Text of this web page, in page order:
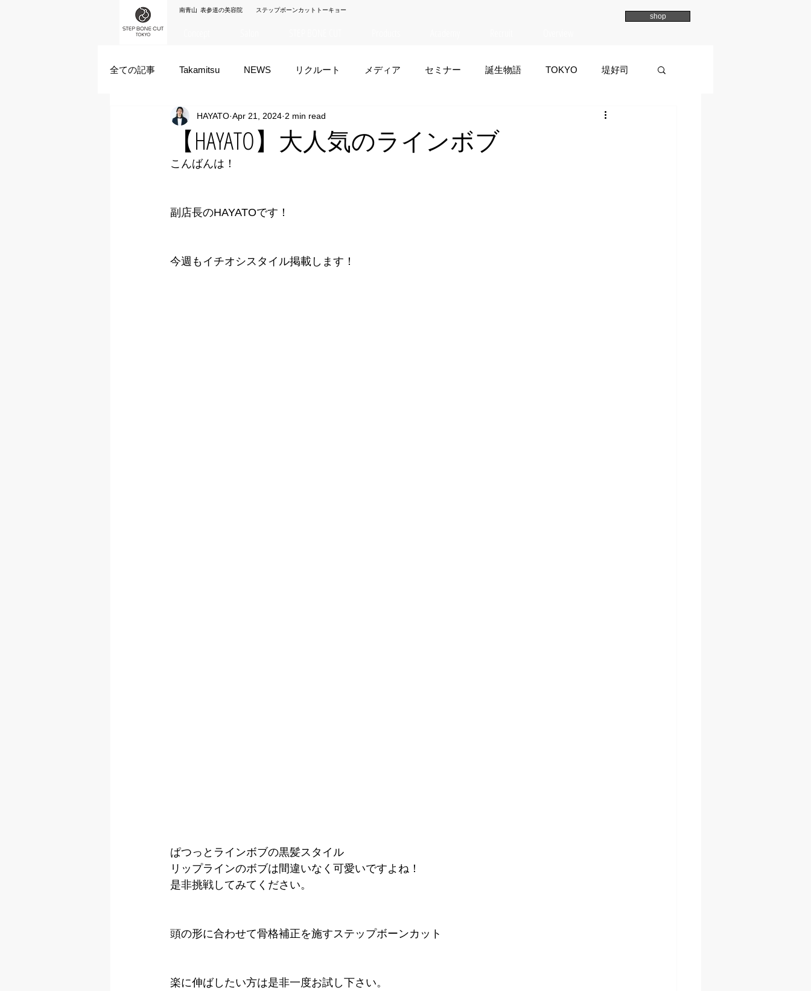
南青山 表参道の美容院 ステップボーンカットトーキョー
shop
全ての記事 Takamitsu NEWS リクルート メディア セミナー 誕生物語 TOKYO 堤好司
Akane Kanda HAYATO 夏菜 TAISEI イマイマユ
ズシヒロヤ 竹原拓摩
【HAYATO】大人気のラインボブ
HAYATO Apr 21, 2024 2 min read
こんばんは！
副店長のHAYATOです！
今週もイチオシスタイル掲載します！
ぱつっとラインボブの黒髪スタイル
リップラインのボブは間違いなく可愛いですよね！
是非挑戦してみてください。
頭の形に合わせて骨格補正を施すステップボーンカット
楽に伸ばしたい方は是非一度お試し下さい。